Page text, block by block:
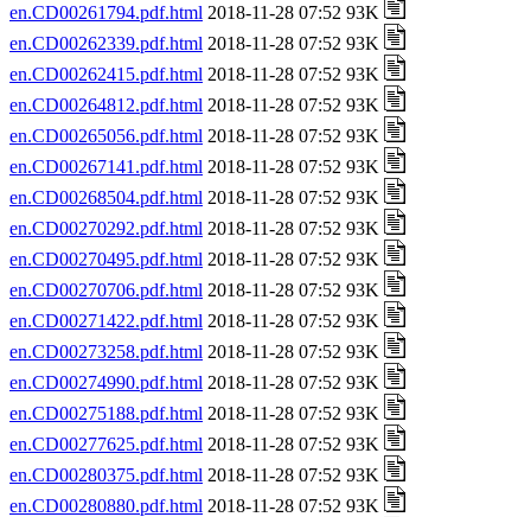
en.CD00261794.pdf.html 2018-11-28 07:52 93K
en.CD00262339.pdf.html 2018-11-28 07:52 93K
en.CD00262415.pdf.html 2018-11-28 07:52 93K
en.CD00264812.pdf.html 2018-11-28 07:52 93K
en.CD00265056.pdf.html 2018-11-28 07:52 93K
en.CD00267141.pdf.html 2018-11-28 07:52 93K
en.CD00268504.pdf.html 2018-11-28 07:52 93K
en.CD00270292.pdf.html 2018-11-28 07:52 93K
en.CD00270495.pdf.html 2018-11-28 07:52 93K
en.CD00270706.pdf.html 2018-11-28 07:52 93K
en.CD00271422.pdf.html 2018-11-28 07:52 93K
en.CD00273258.pdf.html 2018-11-28 07:52 93K
en.CD00274990.pdf.html 2018-11-28 07:52 93K
en.CD00275188.pdf.html 2018-11-28 07:52 93K
en.CD00277625.pdf.html 2018-11-28 07:52 93K
en.CD00280375.pdf.html 2018-11-28 07:52 93K
en.CD00280880.pdf.html 2018-11-28 07:52 93K